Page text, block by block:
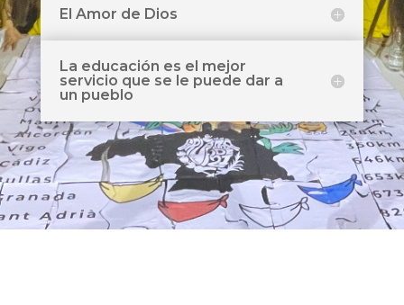
El Amor de Dios
La educación es el mejor
servicio que se le puede dar a
un pueblo